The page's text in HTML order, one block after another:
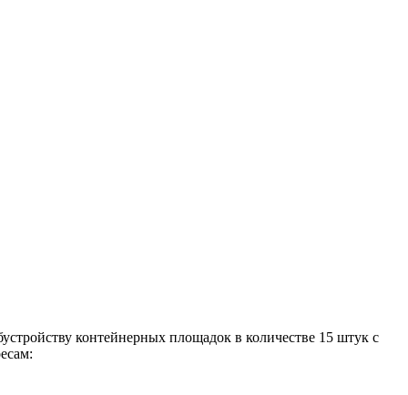
контейнерных площадок в количестве 15 штук с